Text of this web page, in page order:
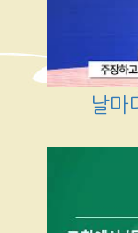
날마